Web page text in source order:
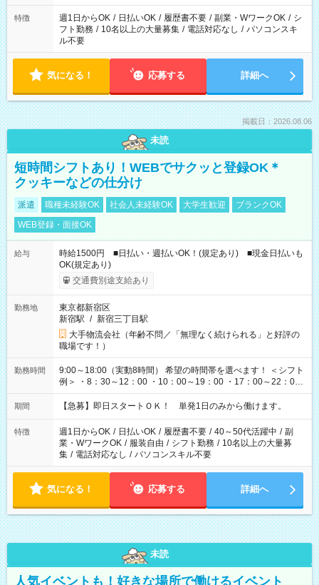
ください！
特徴 週1日からOK / 日払いOK / 履歴書不要 / 副業・WワークOK / シ
フト勤務 / 10名以上の大量募集 / 電話対応なし / パソコンスキ
ル不要
気になる！ 応募する 詳細へ
掲載日：2026.08.06
未読
短時間シフトあり！WEBでサクッと登録OK＊
クッキーなどの仕分け
派遣 職種未経験OK 社会人未経験OK 大学生歓迎
ブランクOK
WEB登録・面接OK
給与
時給1500円 ■日払い・週払いOK！(規定あり) ■現金日払いも
OK(規定あり)
交通費別途支給あり
勤務地
東京都新宿区
新宿駅 / 新宿三丁目駅
大手物流会社（年齢不問／「無理なく続けられる」と好評の
職場です！）
勤務時間
9:00～18:00（実動8時間） 希望の時間帯を選べます！ ＜シフト
例＞ ・8：30～12：00 ・10：00～19：00 ・17：00～22：00
・13：00～22：00 ・22：00～翌6：00 など
期間 【急募】即日スタートＯＫ！ 単発1日のみから働けます。
特徴 週1日からOK / 日払いOK / 履歴書不要 / 40～50代活躍中 / 副
業・WワークOK / 服装自由 / シフト勤務 / 10名以上の大量募
集 / 電話対応なし / パソコンスキル不要
気になる！ 応募する 詳細へ
未読
人気イベントも！好きな場所で働けるイベント